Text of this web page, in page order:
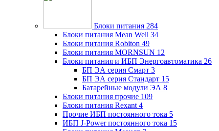
Блоки питания 284
Блоки питания Mean Well 34
Блоки питания Robiton 49
Блоки питания MORNSUN 12
Блоки питания и ИБП Энергоавтоматика 26
БП ЭА серия Смарт 3
БП ЭА серия Стандарт 15
Батарейные модули ЭА 8
Блоки питания прочие 109
Блоки питания Rexant 4
Прочие ИБП постоянного тока 5
ИБП J-Power постоянного тока 15